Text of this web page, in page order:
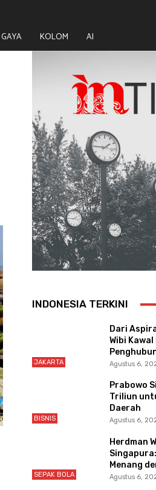
GAYA KOLOM AI
INDONESIA TERKINI
JAKARTA
Dari
Wibi
Agustus 6,
BISNIS
Prabowo
Triliun
Daerah
Agustus 6,
SEPAK BOLA
Herdman
Menang
Agustus 6,